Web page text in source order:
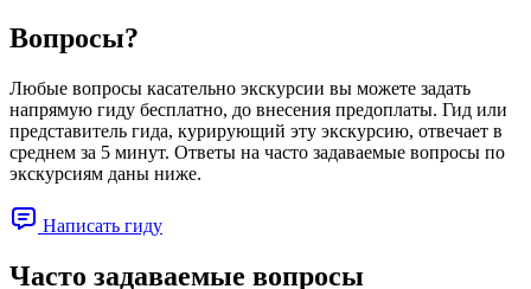
Вопросы?
Любые вопросы касательно экскурсии вы можете задать
напрямую гиду бесплатно, до внесения предоплаты. Гид или
представитель гида, курирующий эту экскурсию, отвечает в
среднем за 5 минут. Ответы на часто задаваемые вопросы по
экскурсиям даны ниже.
Написать гиду
Часто задаваемые вопросы